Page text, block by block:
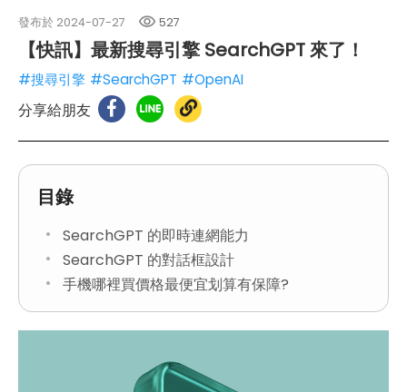
發布於 2024-07-27 527
【快訊】最新搜尋引擎 SearchGPT 來了！
#搜尋引擎 #SearchGPT #OpenAI
分享給朋友
目錄
SearchGPT 的即時連網能力
SearchGPT 的對話框設計
手機哪裡買價格最便宜划算有保障?